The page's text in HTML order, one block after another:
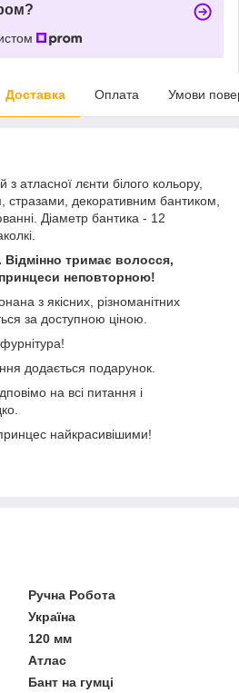
Доставка Оплата Умови
з атласної лєнти білого кольору,
декоративним бантиком,
Діаметр бантика - 12
Відмінно тримає волосся,
неповторною!
з якісних, різноманітних
за доступною ціною.
додається подарунок.
на всі питання і
найкрасивішими!
Ручна Робота
Україна
120 мм
Атлас
Бант на гумці